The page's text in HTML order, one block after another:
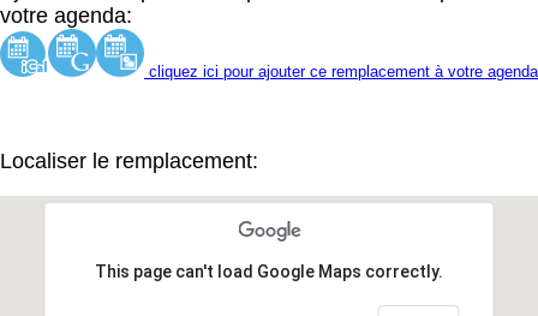
votre agenda:
cliquez ici pour ajouter ce remplacement à votre agenda
Localiser le remplacement:
This page can't load Google Maps correctly.